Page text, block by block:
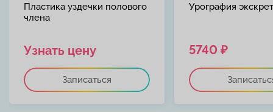
Пластика уздечки полового
члена
Узнать цену
Записаться
Урография
5740 ₽